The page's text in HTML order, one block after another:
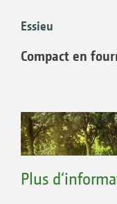
Essieu
Compact en
Plus